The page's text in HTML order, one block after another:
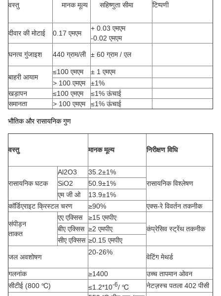
वस्तु मानक मूल्य सहिष्णुता सीमा टिप्पणी
दीवार की मोटाई 0.17 एमएम
+ 0.03 एमएम
-0.02 एमएम
घनत्व गुंजाइश 440 ग्राम/ली ± 60 ग्राम / एल
बाहरी आयाम
≤100 एमएम
± 1 एमएम
> 100 एमएम
±1%
खड़ापन
≤100 एमएम
≤1% ऊंचाई
समानता
> 100 एमएम ≤1% ऊंचाई
भौतिक और रासायनिक गुण
वस्तु मानक मूल्य निरीक्षण विधि
रासायनिक घटक
Al2O3
35.2±1%
रासायनिक विश्लेषण
SiO2
50.9±1%
एम जी ओ
13.9±1%
कॉर्डिएराइट क्रिस्टल चरण
≥90% एक्स-रे विवर्तन तकनीक
संपीड़न
ताकत
एए एक्सिस
≥15 एमपीए
कंप्रेसिव स्ट्रेंथ तकनीक
बीए एक्सिस ≥2 एमपीए
सीए एक्सिस ≥0.15 एमपीए
जल अवशोषण
20-26%
वेटिंग मेथर्ड
गलनांक ≥1400
उच्च तापमान ओवन
सीटीई (800 ℃)
≤1.2*10-6/ ℃
नेटज़स्च पतला 402 पीसी